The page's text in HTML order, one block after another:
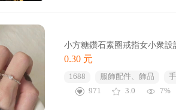
小方糖鑽石素圈戒指女小衆
0.30 元
1688 服飾配件、飾品
971
3.0 7%